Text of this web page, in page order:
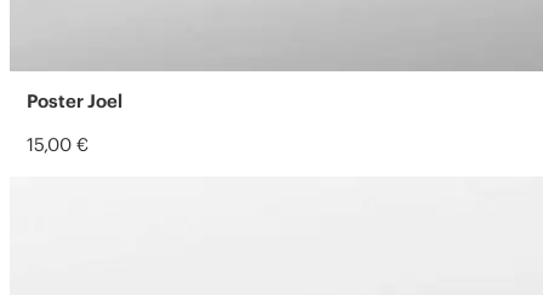
Poster Joel
15,00 €